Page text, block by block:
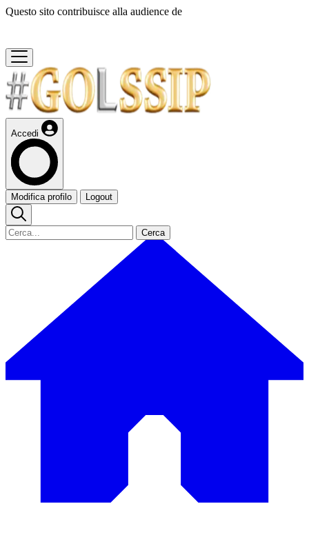
Questo sito contribuisce alla audience de
Accedi
Modifica profilo Logout
Cerca